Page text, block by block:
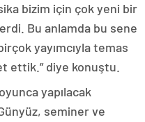
bizim için çok yeni bir
Bu anlamda bu sene
yayımcıyla temas
ettik.” diye konuştu.
yapılacak
seminer ve